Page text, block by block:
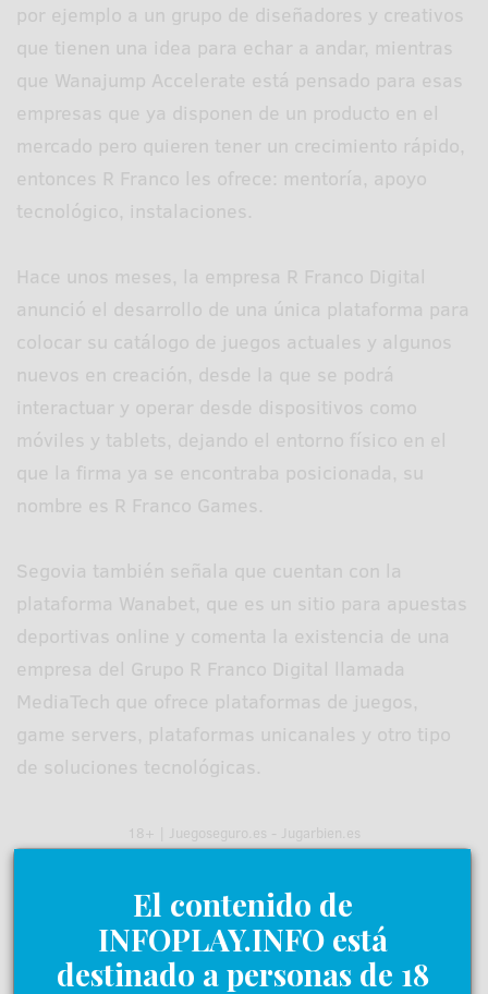
por ejemplo a un grupo de diseñadores y creativos
que tienen una idea para echar a andar, mientras
que Wanajump Accelerate está pensado para esas
empresas que ya disponen de un producto en el
mercado pero quieren tener un crecimiento rápido,
entonces R Franco les ofrece: mentoría, apoyo
tecnológico, instalaciones.
Hace unos meses, la empresa R Franco Digital
anunció el desarrollo de una única plataforma para
colocar su catálogo de juegos actuales y algunos
nuevos en creación, desde la que se podrá
interactuar y operar desde dispositivos como
móviles y tablets, dejando el entorno físico en el
que la firma ya se encontraba posicionada, su
nombre es R Franco Games.
Segovia también señala que cuentan con la
plataforma Wanabet, que es un sitio para apuestas
deportivas online y comenta la existencia de una
empresa del Grupo R Franco Digital llamada
MediaTech que ofrece plataformas de juegos,
game servers, plataformas unicanales y otro tipo
de soluciones tecnológicas.
18+ | Juegoseguro.es - Jugarbien.es
El contenido de
INFOPLAY.INFO está
destinado a personas de 18